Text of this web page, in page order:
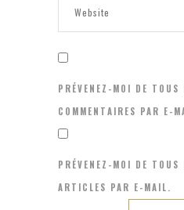
PRÉVENEZ-MOI DE TOUS
COMMENTAIRES PAR E-
PRÉVENEZ-MOI DE TOUS
ARTICLES PAR E-MAIL.